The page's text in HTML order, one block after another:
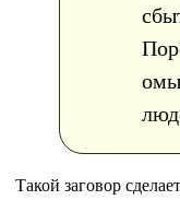
Такой заговор